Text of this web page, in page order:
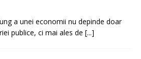
a unei economii nu depinde doar
publice, ci mai ales de [...]